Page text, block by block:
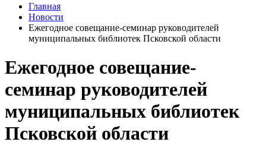
Главная
Новости
Ежегодное совещание-семинар руководителей
муниципальных библиотек Псковской области
Ежегодное совещание-
семинар руководителей
муниципальных библиотек
Псковской области